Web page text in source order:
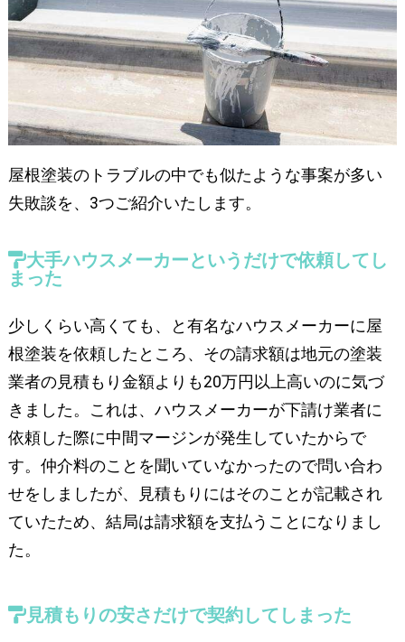
屋根塗装のトラブルの中でも似たような事案が多い
失敗談を、3つご紹介いたします。
大手ハウスメーカーというだけで依頼してし
まった
少しくらい高くても、と有名なハウスメーカーに屋
根塗装を依頼したところ、その請求額は地元の塗装
業者の見積もり金額よりも20万円以上高いのに気づ
きました。これは、ハウスメーカーが下請け業者に
依頼した際に中間マージンが発生していたからで
す。仲介料のことを聞いていなかったので問い合わ
せをしましたが、見積もりにはそのことが記載され
ていたため、結局は請求額を支払うことになりまし
た。
見積もりの安さだけで契約してしまった